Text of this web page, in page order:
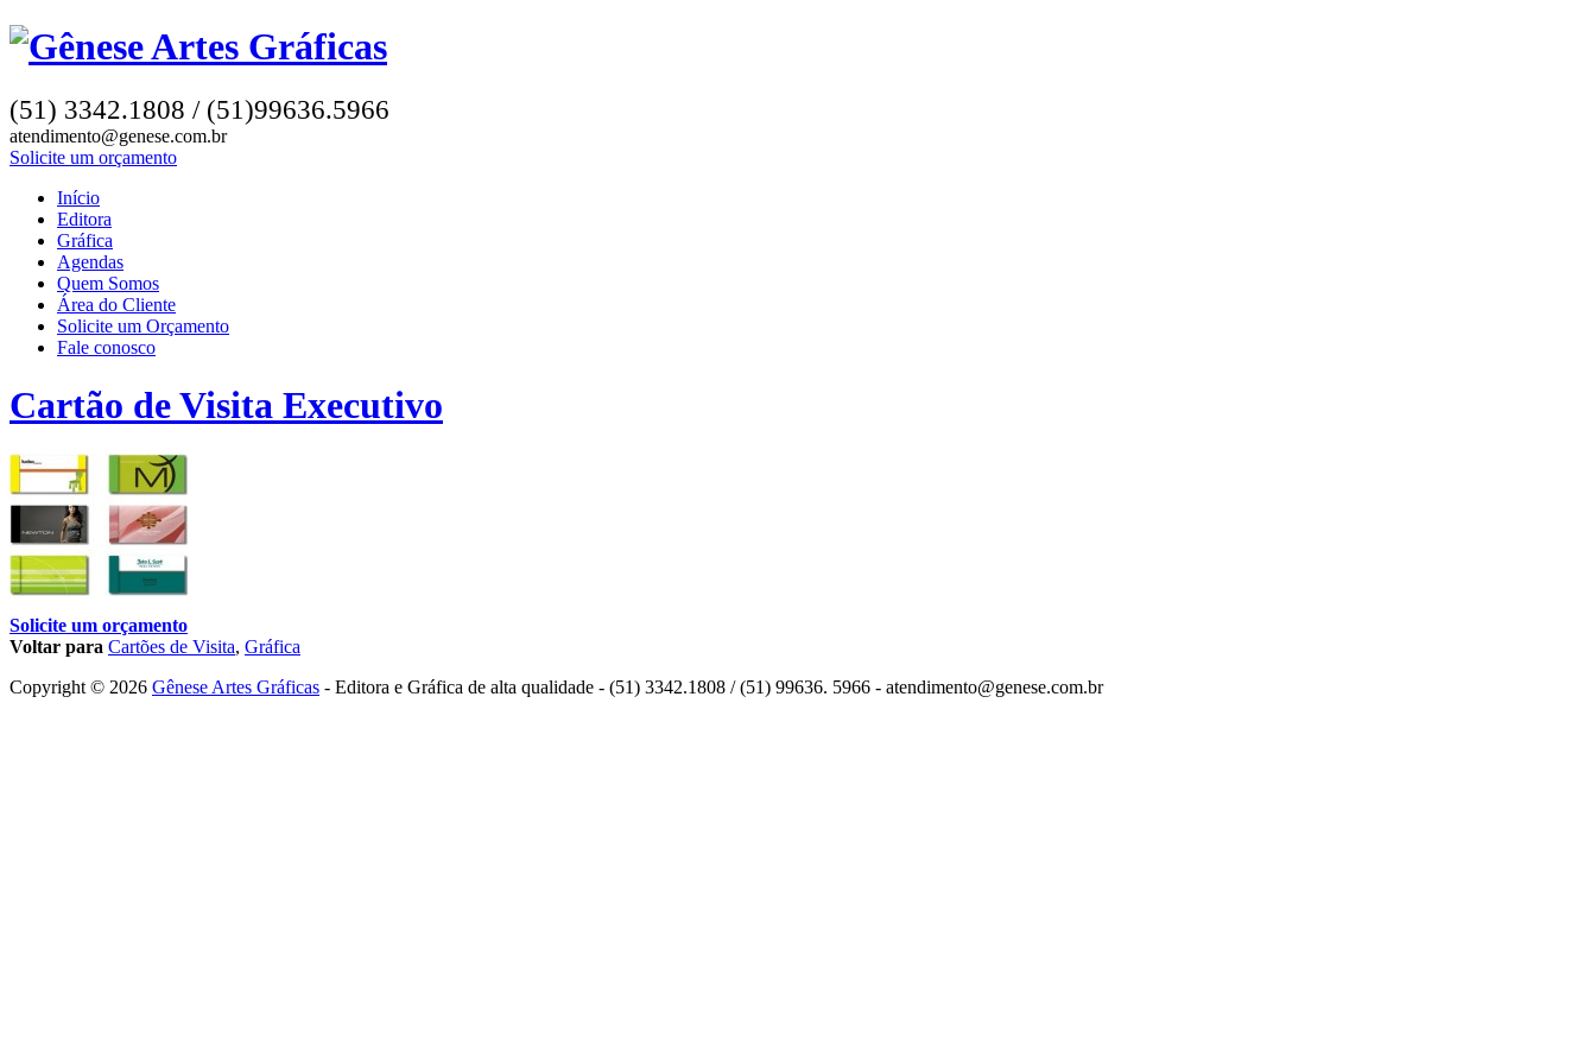
(51) 3342.1808 / (51)99636.5966
atendimento@genese.com.br
Solicite um orçamento
Início
Editora
Gráfica
Agendas
Quem Somos
Área do Cliente
Solicite um Orçamento
Fale conosco
Cartão de Visita Executivo
Solicite um orçamento
Voltar para Cartões de Visita, Gráfica
Copyright © 2026 Gênese Artes Gráficas - Editora e Gráfica de alta qualidade - (51) 3342.1808 / (51) 99636. 5966 - atendimento@genese.com.br